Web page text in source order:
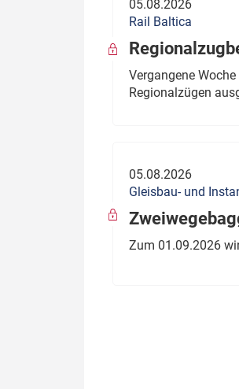
05.08.2026
Rail Baltica
Vergangene
Regionalzügen
05.08.2026
Gleisbau- und
Zum 01.09.2026